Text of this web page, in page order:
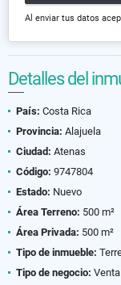
Al enviar tus datos
Detalles del
País: Costa Rica
Provincia: Alajuela
Ciudad: Atenas
Código: 9747804
Estado: Nuevo
Área Terreno: 500 m²
Área Privada: 500 m²
Tipo de inmueble:
Tipo de negocio: Venta